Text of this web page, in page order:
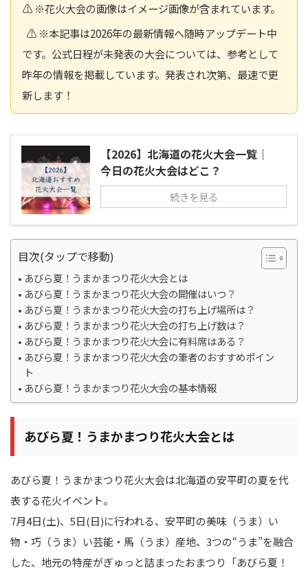
⚠️ ※花火大会の画像はイメージ画像が含まれています。
⚠️ ※本記事は2026年の最新情報へ随時アップデート中
です。公式日程が未発表の大会については、参考として
昨年の情報を掲載しています。発表され次第、最速で更
新します！
【2026】北海道の花火大会一覧｜
今日の花火大会はどこ？
続きを見る
目次(タップで移動)
あびら夏！うまかまつり花火大会とは
あびら夏！うまかまつり花火大会の開催はいつ？
あびら夏！うまかまつり花火大会の打ち上げ場所は？
あびら夏！うまかまつり花火大会の打ち上げ数は？
あびら夏！うまかまつり花火大会に有料席はある？
あびら夏！うまかまつり花火大会の筆者のおすすめポイン
ト
あびら夏！うまかまつり花火大会の基本情報
あびら夏！うまかまつり花火大会とは
あびら夏！うまかまつり花火大会は北海道の安平町の夏を代
表する花火イベント。
7月4日(土)、5日(日)に行われる、安平町の美味（うま）い
物・巧（うま）い芸能・馬（うま）産地、3つの“うま”を融合
した、地元の特産がぎゅっと詰まったおまつり「あびら夏！